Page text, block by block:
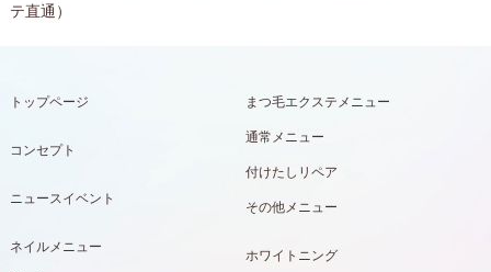
テ直通）
トップページ
コンセプト
ニュースイベント
ネイルメニュー
まつ毛エクステメニュー
通常メニュー
付けたしリペア
その他メニュー
ホワイトニング